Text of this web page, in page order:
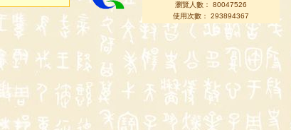
瀏覽人數： 80047526
使用次數： 293894367